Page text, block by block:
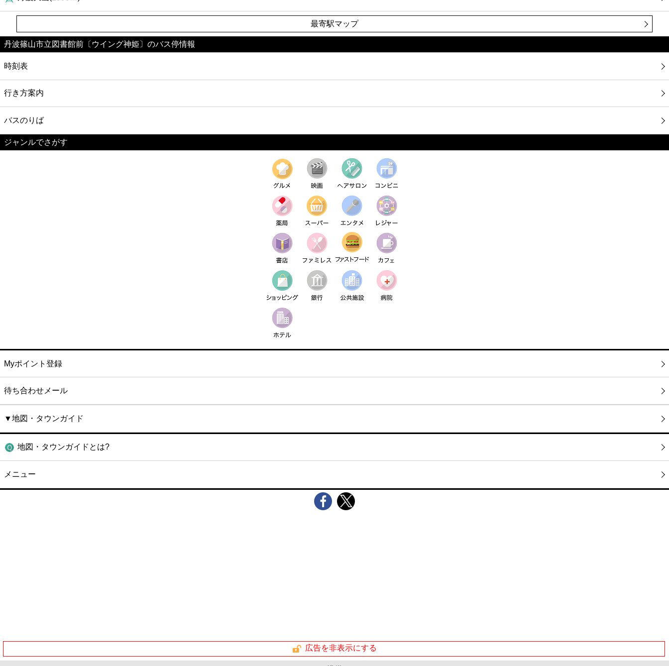
最寄駅マップ
丹波篠山市立図書館前〔ウイング神姫〕のバス停情報
時刻表
行き方案内
バスのりば
ジャンルでさがす
Myポイント登録
待ち合わせメール
▼地図・タウンガイド
地図・タウンガイドとは?
メニュー
広告を非表示にする